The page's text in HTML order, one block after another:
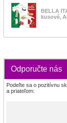
BELLA
kusové,
Odporučte nás
Podeľte sa o pozitívnu
a priateľom: